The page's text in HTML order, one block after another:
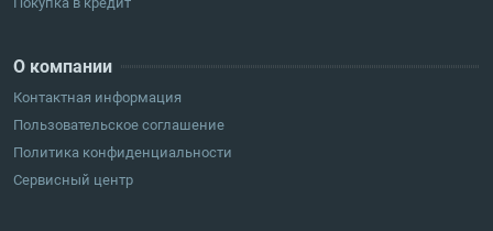
О компании
Контактная информация
Пользовательское соглашение
Политика конфиденциальности
Сервисный центр